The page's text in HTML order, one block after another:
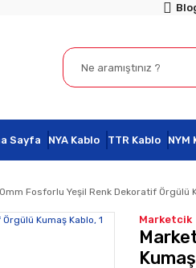
Sayfa NYA Kablo TTR Kablo NYM
Fosforlu Yeşil Renk Dekoratif Örgülü
Marketcik